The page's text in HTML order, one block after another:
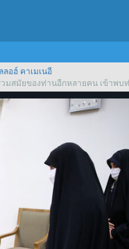
อฮ์ คาเมเนอี
มสมัยของท่านอีกหลายคน เข้าพ